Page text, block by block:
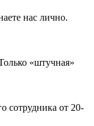
нас лично.
«штучная»
сотрудника от 20-